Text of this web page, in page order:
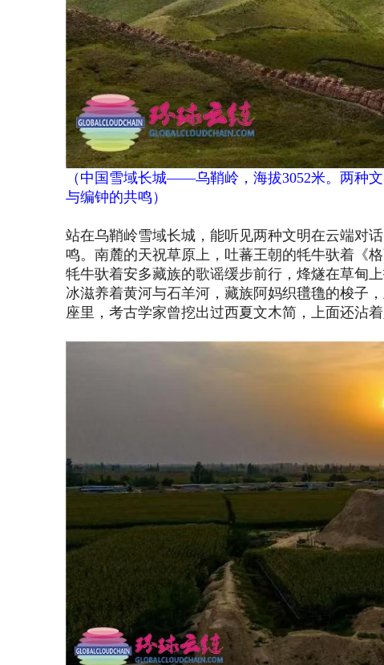
（ 中国雪域长城——乌鞘岭，海拔3052米。两种
与编钟的共鸣 ）
站在乌鞘岭雪域长城，能听见两种文明在云端对
鸣。南麓的天祝草原上，吐蕃王朝的牦牛驮着《
牦牛驮着安多藏族的歌谣缓步前行，烽燧在草甸
冰滋养着黄河与石羊河，藏族阿妈织氆氇的梭子
座里，考古学家曾挖出过西夏文木简，上面还沾